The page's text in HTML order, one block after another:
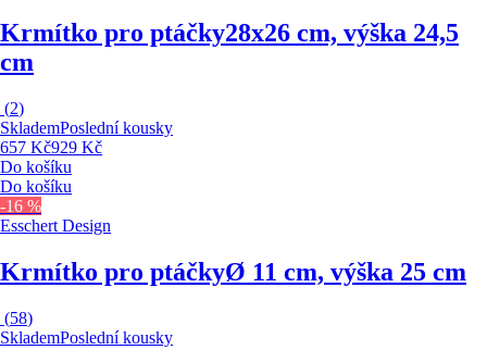
Krmítko pro ptáčky28x26 cm, výška 24,5
cm
(2)
SklademPoslední kousky
657 Kč929 Kč
Do košíku
Do košíku
-16 %
Esschert Design
Krmítko pro ptáčkyØ 11 cm, výška 25 cm
(58)
SklademPoslední kousky